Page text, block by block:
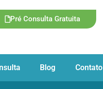
Pré Consulta Gratuita
Blog Contato